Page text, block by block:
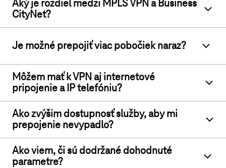
Aký je rozdiel medzi MPLS VPN a Business
CityNet?
Je možné prepojiť viac pobočiek naraz?
Môžem mať k VPN aj internetové
pripojenie a IP telefóniu?
Ako zvýšim dostupnosť služby, aby mi
prepojenie nevypadlo?
Ako viem, či sú dodržané dohodnuté
parametre?